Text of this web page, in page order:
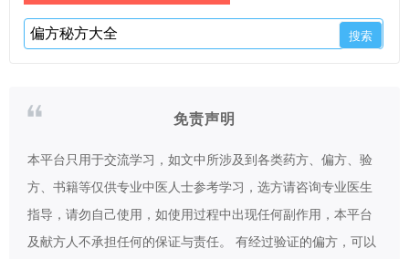
免责声明
本平台只用于交流学习，如文中所涉及到各类药方、偏方、验
方、书籍等仅供专业中医人士参考学习，选方请咨询专业医生
指导，请勿自己使用，如使用过程中出现任何副作用，本平台
及献方人不承担任何的保证与责任。 有经过验证的偏方，可以